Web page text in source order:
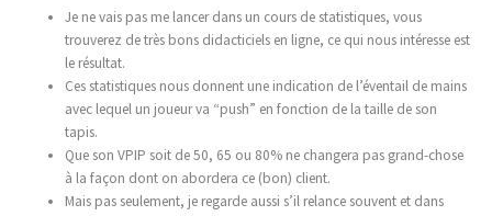
Je ne vais pas me lancer dans un cours de statistiques, vous
trouverez de très bons didacticiels en ligne, ce qui nous intéresse est
le résultat.
Ces statistiques nous donnent une indication de l’éventail de mains
avec lequel un joueur va “push” en fonction de la taille de son
tapis.
Que son VPIP soit de 50, 65 ou 80% ne changera pas grand-chose
à la façon dont on abordera ce (bon) client.
Mais pas seulement, je regarde aussi s’il relance souvent et dans